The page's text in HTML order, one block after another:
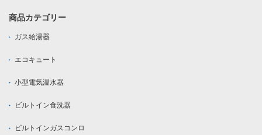
商品カテゴリー
ガス給湯器
エコキュート
小型電気温水器
ビルトイン食洗器
ビルトインガスコンロ